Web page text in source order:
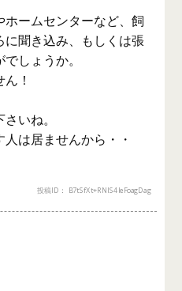
ームセンターなど、飼
聞き込み、もしくは張
しょうか。
！
いね。
は居ませんから・・
投稿ID： B7tSfXt+RNlS4IeFoagDag